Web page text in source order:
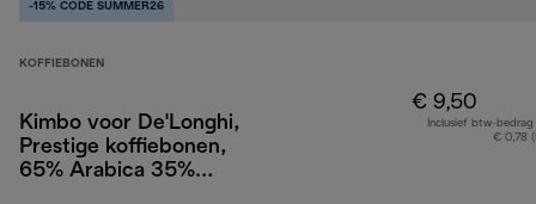
-15% CODE SUMMER26
KOFFIEBONEN
Kimbo voor De'Longhi,
Prestige koffiebonen,
65% Arabica 35%
€ 9,50
Inclusief btw-bedrag
€ 0,78